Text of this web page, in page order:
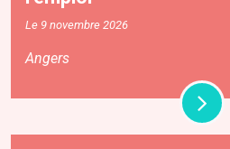
Le 9 novembre 2026
Angers